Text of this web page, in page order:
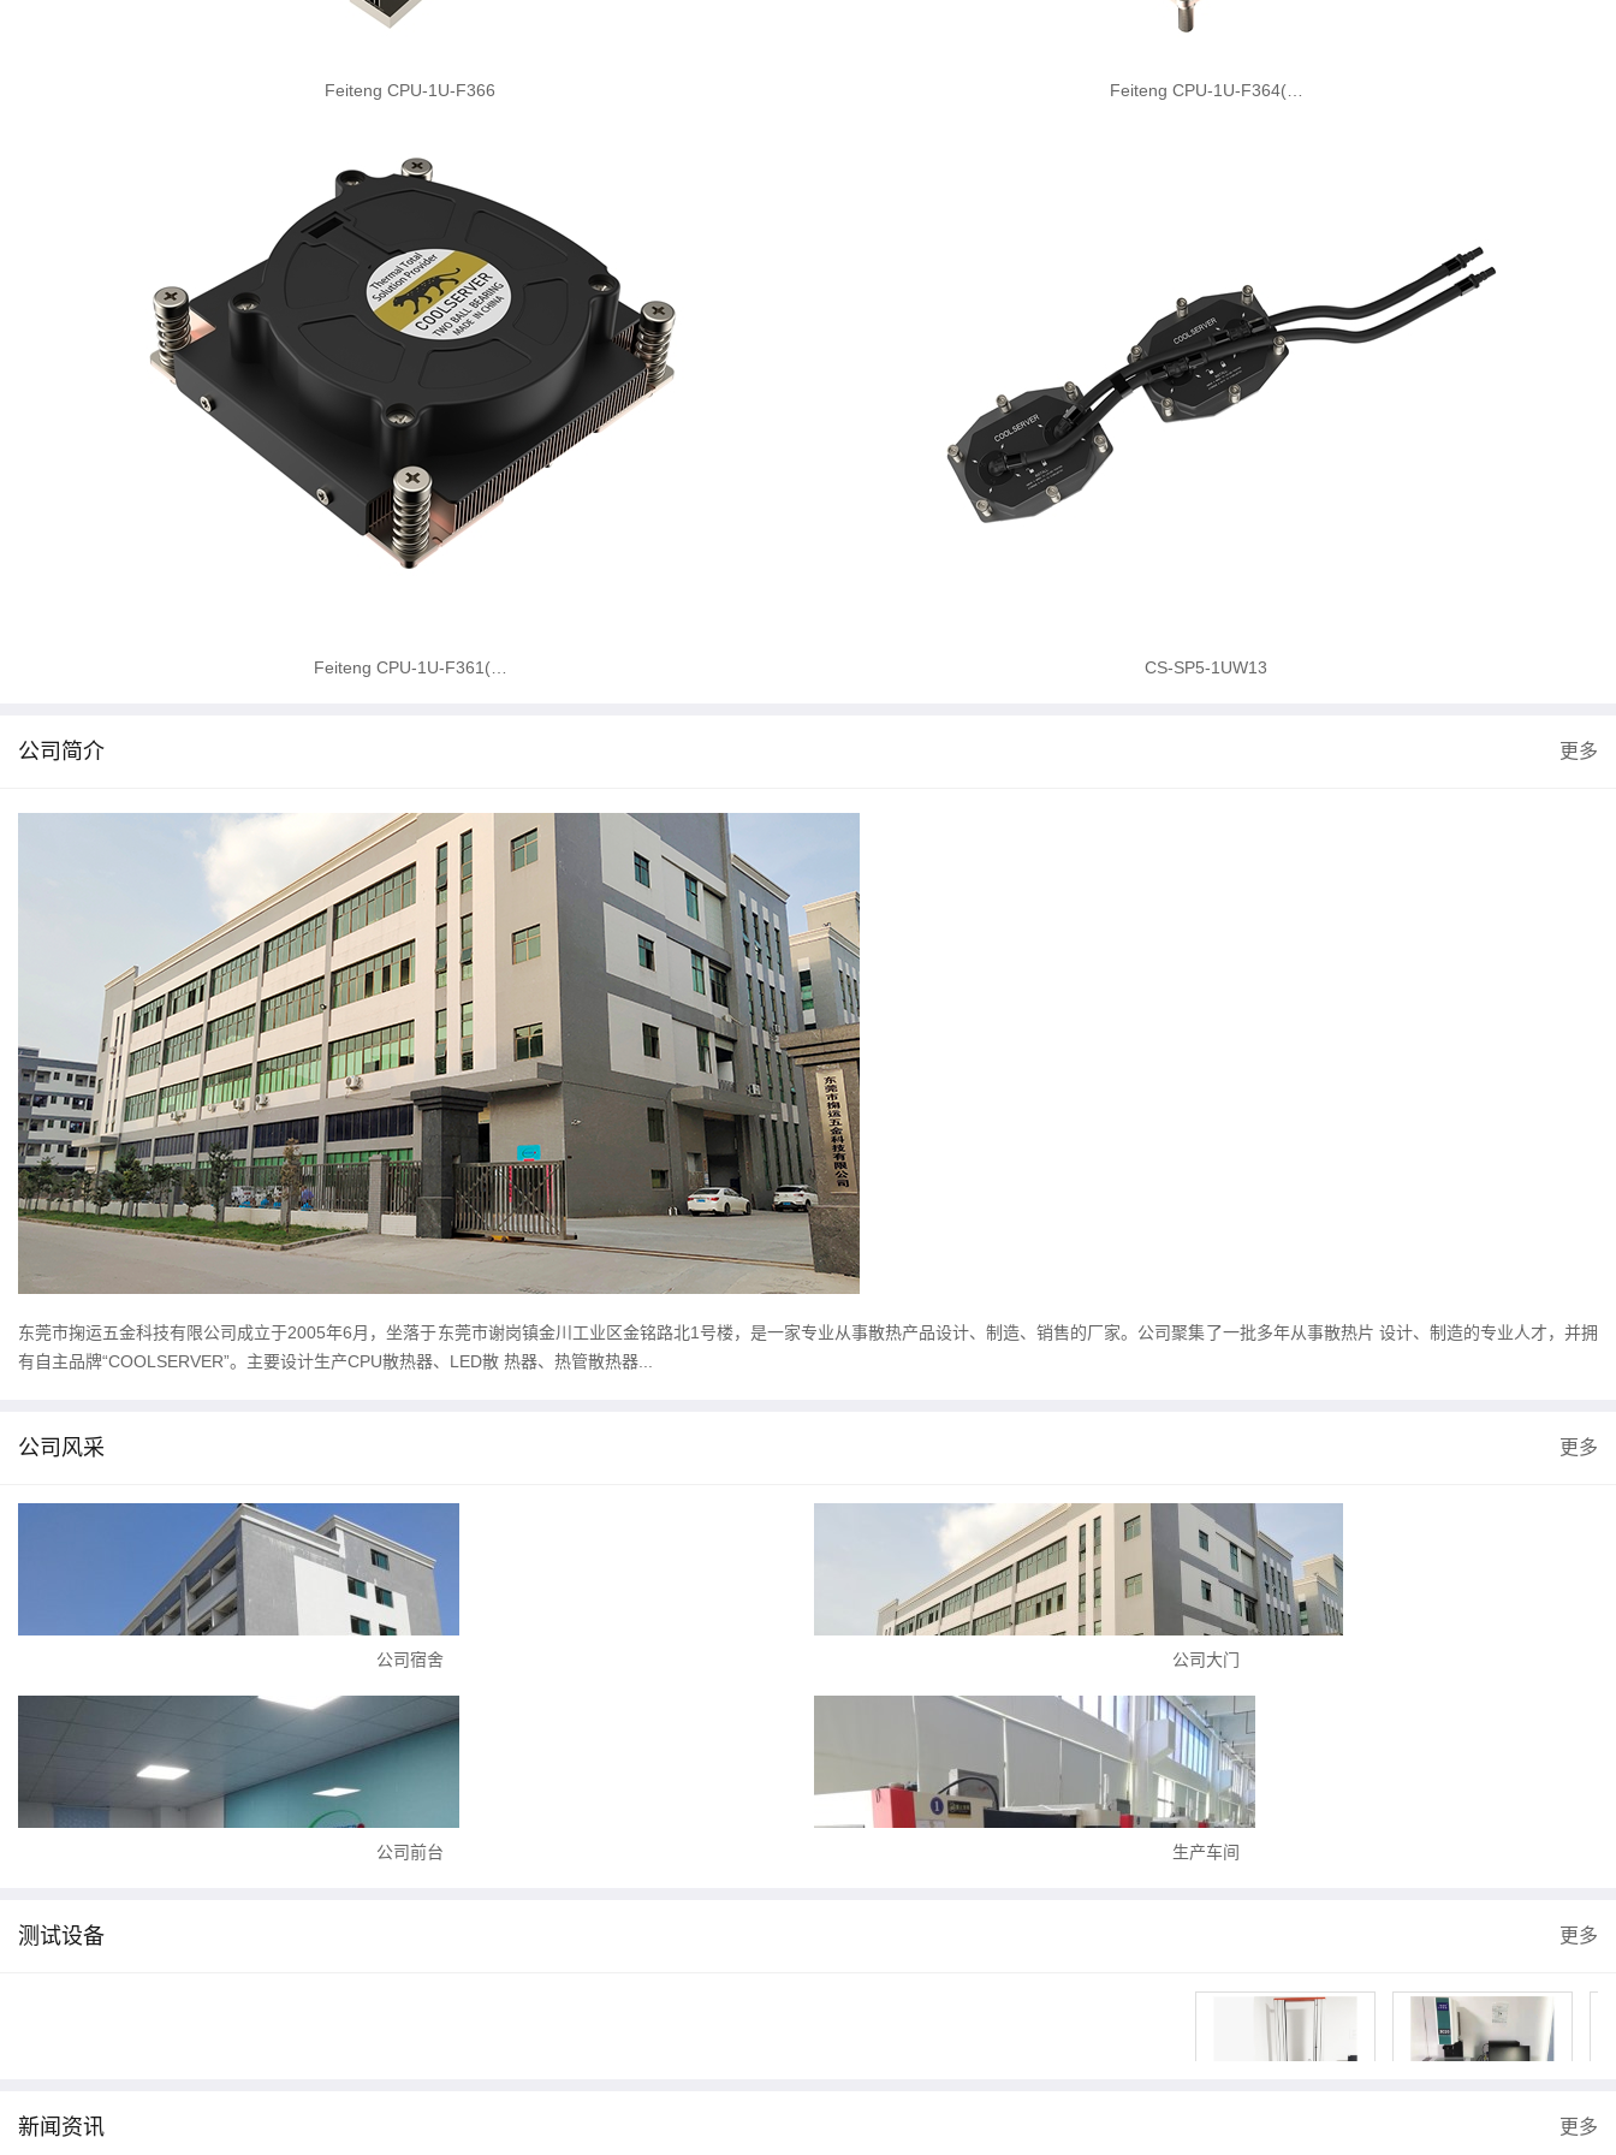
Feiteng CPU-1U-F366 Feiteng CPU-1U-F364(…
Feiteng CPU-1U-F361(… CS-SP5-1UW13
公司简介 更多
东莞市掬运五金科技有限公司成立于2005年6月，坐落于东莞市谢岗镇金川工业区金铭路北1号楼，是一家专业从事散热产品设计、制造、销售的厂家。公司聚集了一批多年从事散热片 设计、制造的专业人才，并拥
有自主品牌“COOLSERVER”。主要设计生产CPU散热器、LED散 热器、热管散热器...
公司风采 更多
公司宿舍 公司大门
公司前台 生产车间
测试设备 更多
新闻资讯 更多